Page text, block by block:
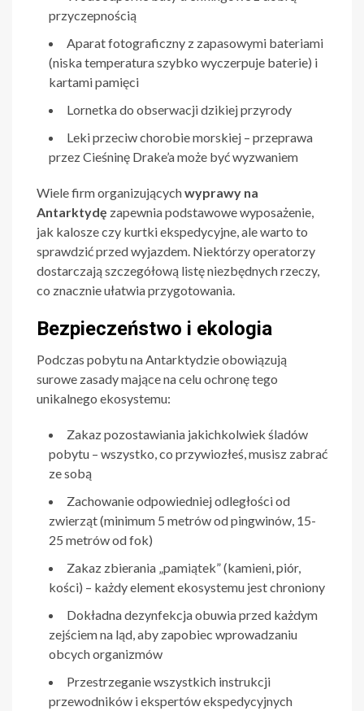
przyczepnością
Aparat fotograficzny z zapasowymi bateriami
(niska temperatura szybko wyczerpuje baterie) i
kartami pamięci
Lornetka do obserwacji dzikiej przyrody
Leki przeciw chorobie morskiej – przeprawa
przez Cieśninę Drake’a może być wyzwaniem
Wiele firm organizującychwyprawy na
Antarktydę zapewnia podstawowe wyposażenie,
jak kalosze czy kurtki ekspedycyjne, ale warto to
sprawdzić przed wyjazdem. Niektórzy operatorzy
dostarczają szczegółową listę niezbędnych rzeczy,
co znacznie ułatwia przygotowania.
Bezpieczeństwo i ekologia
Podczas pobytu na Antarktydzie obowiązują
surowe zasady mające na celu ochronę tego
unikalnego ekosystemu:
Zakaz pozostawiania jakichkolwiek śladów
pobytu – wszystko, co przywiozłeś, musisz zabrać
ze sobą
Zachowanie odpowiedniej odległości od
zwierząt (minimum 5 metrów od pingwinów, 15-
25 metrów od fok)
Zakaz zbierania „pamiątek” (kamieni, piór,
kości) – każdy element ekosystemu jest chroniony
Dokładna dezynfekcja obuwia przed każdym
zejściem na ląd, aby zapobiec wprowadzaniu
obcych organizmów
Przestrzeganie wszystkich instrukcji
przewodników i ekspertów ekspedycyjnych